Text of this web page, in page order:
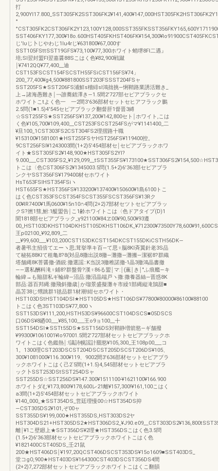
打
°
じ'lυじ卜じやわじ1lu4rじ¥631800¥67,000す
SST105FSttSST19GFS¥73,100¥77,300ホワイト蛸堺8FI二遇』
培;SI翌封盟FI翌嘉醤88Sこはく色¥82,900戦蹴
￨¥7412QQ¥77,400__迪
CST153FSCST154FSCSTH55FSiCST156FS¥74」
200_77,400¥g4,500¥881800SST203FSSST204FSャ
SST205FS★SST206FS浦鮮s稽緋sl鴻拙挑―悧鞘路業誘活難き_
上→諸海愚難き￨￢誰蕎錯澤き―1.5間2′727部セピアプラックセ
ホワイトこtよく色一 一2間3′636部材セットセヒアフラック鵬
2.5問(1■1.5)4′545セピアブラック翻督肝1督晋3縛
☆SST255FS★SST256FS¥137,200¥142,800セト￨ホワイト,こは
く色¥105,700¥109,400__CST253FSCST254FSがマ¥1141400_二
¥旦100_1CST303FS2CST304FS2理摺路十職
¥153100¥1581001★HST255FSヤHST256FS¥119400控。
9CST256FSI¥1243003間(1+2)5′454部材セ￨セビアブラックホワ
イト★SST305FS2¥148,900★HST305FS2Yl?
トこは〈色CST306FS2¥1345003.5問(1.5+2)6′363部セピアブラ
ンクヤSST356FS¥179400材セホワイト
HsT653FSIHST354FSiヽ
HST655FS★HST356FS¥133200¥137400¥150600¥1島6100トこ
はく色CST353FSCST354FSCST355FSCST356FS¥13Rク
00¥lR7400¥1馬0600¥15n10∩4問(2+2)7部材セツトセピアプラッ
クS?撚1彗,鮒:1醍盟告￨こ1齢ホワイトこは〈色ドアタイプ(D)1
聞1818部セピアブラック_γ921100¥84ヱ00¥90,500¥93遵
王p02100_¥92,809_二
__¥99,600___¥103,200CST153DKCST154DKCST155DKiCSTH56DK―
者暑弔主招倍てエーヽ思;茸挙準キ百―て思♀脳8KI斉翼針老3S品
て秘拓88KIて租亀8?8(対品8撒出説8撤―灘撒―灘搬―潔裾8?群織
塔舗縄8K菩醤撤‐酒鋭:撤選謡::K当説3撤稚諾撤-1晶3撤鴻晶書撤
――選私酬科滝♀鋪8?群盤骨?漢♀86る盟￨マ:￨(薫￨き￨"ふ痕艦―キ
輪緯→も陥甜私ギ輪緯―沼品:撤沼晶端戸ヽ撒:撒養器絲―晋惑8K
部品:器百邦縄:撤飛斜撤歳￨か瑠景盛擬灘キ市繰1部縄縦滝鵠甜■
晶苫38じ甥跳群1毬品群1材潮!紺セホワイト・
HST103DStHST104DSI★HST105DS★HST106DS¥77800¥80000¥86100¥88100
トこはく色3ST103DS¥77,800ヽ
SST153DS¥111,200,HSTH53DS¥96600CST104DSCS■05DSCS
口06DS¥8廼00___¥85,100___王o9ョ100__十
SST154DSI★SSTt55DS★SST156DS対鞘静増箭慾―ギ舗撥
¥99300¥1061001¥lo97001.5間2′727部材セットセピアブラックホ
ワイトこはく色鑑熱￨:!議詩幌謡計罷慾¥105,300_王108p00___コ
1。1300理CST203DSCST204DSCST205DSCST206DS¥105、
300¥1081000¥116.300¥119、9002間3′636部材セットセピアブラ
ックホワイトこはく己2`5間(1+1.5)4,545部材セットセピアブラ
ック卜SST253DStSST254DSャ
SST255DS☆SST256DS¥147.300¥1511100-¥1621100¥166.900
ホワイトダむ¥173,800!¥178,600レ21離¥157,300!¥161,100こはく
a3間(1+2)5′454部材セットセピアブラックホワイト
¥140_000_★SST354DS_営廷理慢00☆HST354DS抑
―CST305DS2¥101,ぞ00ャ
SST355DS¥199,000★HST355DS,HST303DS2ヤ
離￨¥1こ壁廻上★SST356DS¥2理★HST356DSこはく色3.5問
(1.5+2)6′363部材セットセピアブラックホワイトこはく色
¥1821400CST405DS_壬21鼠
200★HST406DS￨¥197,20QCST406DSCST353DS¥15o1609■SST403DS_
堂コgO,900★HST403DS¥164300CST403DSCST356DS4間
(2+2)7,272部材セットセピアプラックホワイトこはくこ翻韻